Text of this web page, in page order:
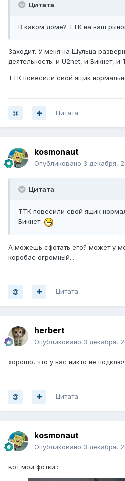
Цитата
В каком доме? ТТК на наш
Заходит. У меня на Шульца
деятельность: и U2net, и Бикнет, и
ТТК повесили свой ящик
Цитата
kosmonaut
Опубликовано 3 декабря,
Цитата
ТТК повесили свой ящик
Бикнет.
А можешь сфотать его? может у
коробас огромный...
Цитата
herbert
Опубликовано 3 декабря,
хорошо, что у нас никто не
Цитата
kosmonaut
Опубликовано 3 декабря,
вот мои фотки:::